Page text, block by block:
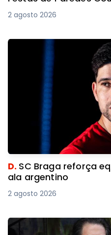
2 agosto 2026
D. SC Braga reforça
ala argentino
2 agosto 2026